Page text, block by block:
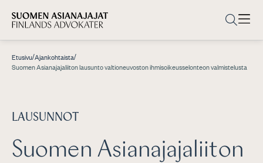
Etusivu/Ajankohtaista/
Suomen Asianajajaliiton lausunto valtioneuvoston ihmisoikeusselonteon valmistelusta
LAUSUNNOT
Suomen Asianajajaliiton